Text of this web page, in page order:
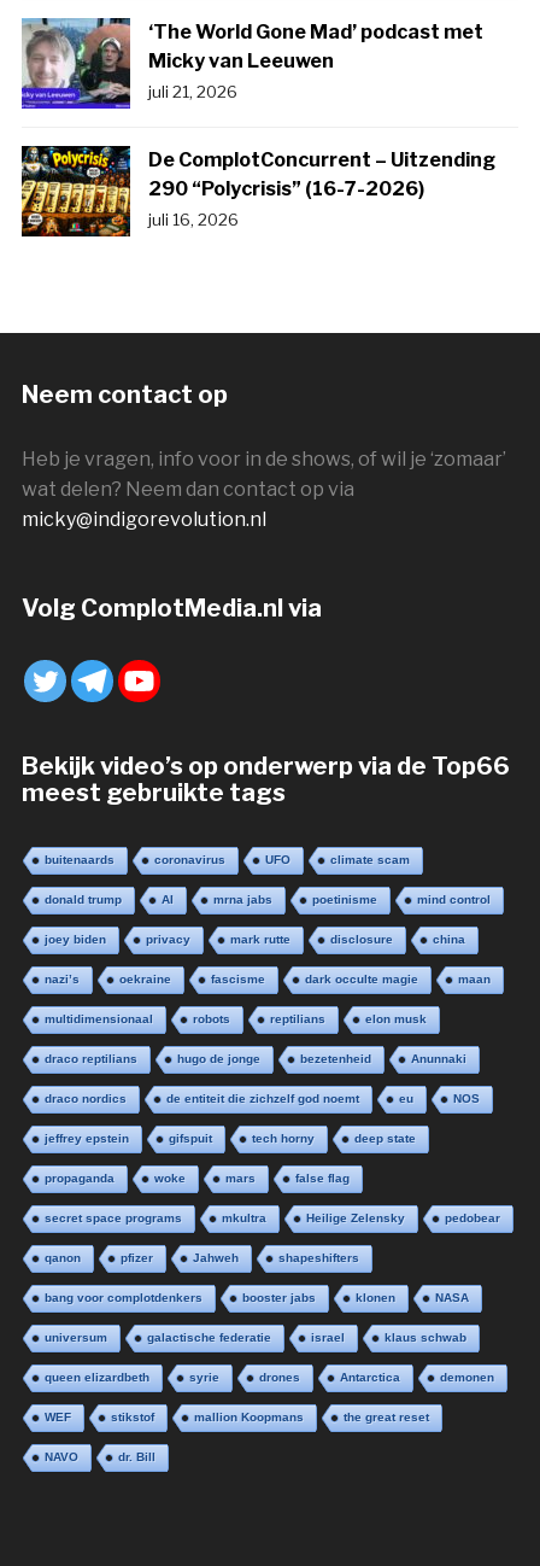
‘The World Gone Mad’ podcast met
Micky van Leeuwen
juli 21, 2026
De ComplotConcurrent – Uitzending
290 “Polycrisis” (16-7-2026)
juli 16, 2026
Neem contact op
Heb je vragen, info voor in de shows, of wil je ‘zomaar’
wat delen? Neem dan contact op via
micky@indigorevolution.nl
Volg ComplotMedia.nl via
Bekijk video’s op onderwerp via de Top66
meest gebruikte tags
buitenaards coronavirus UFO climate scam
donald trump AI mrna jabs poetinisme mind control
joey biden privacy mark rutte disclosure china
nazi’s oekraine fascisme dark occulte magie maan
multidimensionaal robots reptilians elon musk
draco reptilians hugo de jonge bezetenheid Anunnaki
draco nordics de entiteit die zichzelf god noemt eu NOS
jeffrey epstein gifspuit tech horny deep state
propaganda woke mars false flag
secret space programs mkultra Heilige Zelensky pedobear
qanon pfizer Jahweh shapeshifters
bang voor complotdenkers booster jabs klonen NASA
universum galactische federatie israel klaus schwab
queen elizardbeth syrie drones Antarctica demonen
WEF stikstof mallion Koopmans the great reset
NAVO dr. Bill